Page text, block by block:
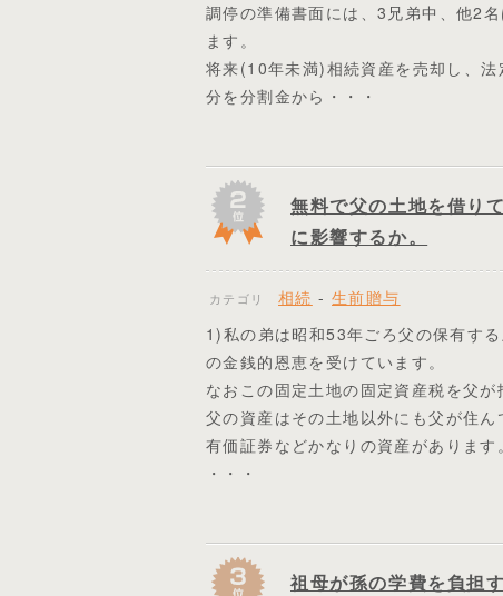
調停の準備書面には、3兄弟中、他2
ます。
将来(10年未満)相続資産を売却し、
分を分割金から・・・
無料で父の土地を借り
に影響するか。
カテゴリ 相続 -生前贈与
1)私の弟は昭和53年ごろ父の保有す
の金銭的恩恵を受けています。
なおこの固定土地の固定資産税を父が
父の資産はその土地以外にも父が住
有価証券などかなりの資産があります。
・・・
祖母が孫の学費を負担